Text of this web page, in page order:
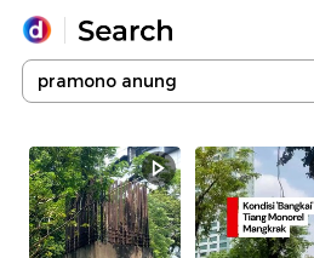
Yang sedang ramai dicari
Loading...
Promoted